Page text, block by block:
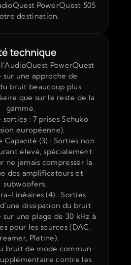
PowerQuest 505
destination.
PowerQuest
sur une approche de
bruit beaucoup plus
que sur le reste de la
gamme.
: 7 prises Schuko
européenne).
Capacité (3) : Sorties non
élevé, spécialement
ne jamais compresser la
des amplificateurs et
subwoofers.
Linéaires (4) : Sorties
dissipation du bruit
une plage de 30 kHz à
pour les sources (DAC,
Platine).
bruit de mode commun :
contre les
technique